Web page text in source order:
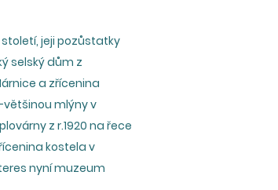
jeji pozůstatky
selský dům z
a zřícenina
většinou mlýny v
z r.1920 na řece
kostela v
nyní muzeum